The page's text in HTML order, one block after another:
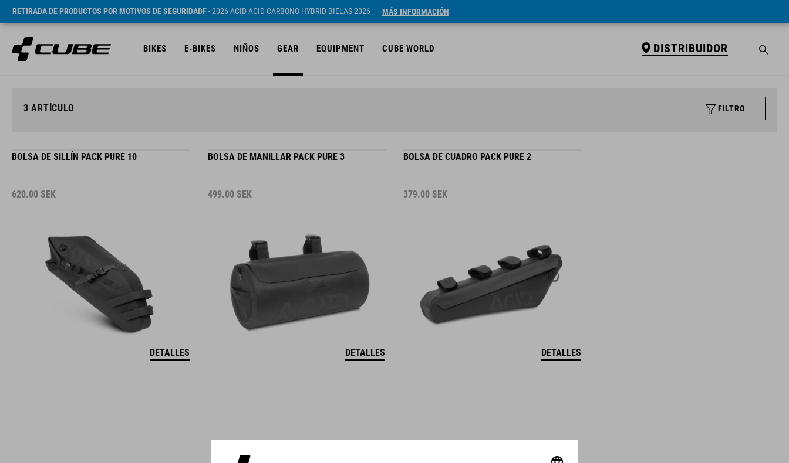
RETIRADA DE PRODUCTOS POR MOTIVOS DE SEGURIDADF- 2026 ACID ACID CARBONO HYBRID BIELAS 2026 MÁS INFORMACIÓN
BIKES E-BIKES NIÑOS GEAR EQUIPMENT CUBE WORLD DISTRIBUIDOR
3 ARTÍCULO FILTRO
BOLSA DE SILLÍN PACK PURE 10
620.00 SEK
DETALLES
BOLSA DE MANILLAR PACK PURE 3
499.00 SEK
DETALLES
BOLSA DE CUADRO PACK PURE 2
379.00 SEK
DETALLES